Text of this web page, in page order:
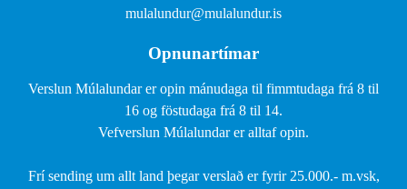
mulalundur@mulalundur.is
Opnunartímar
Verslun Múlalundar er opin mánudaga til fimmtudaga frá 8 til
16 og föstudaga frá 8 til 14.
Vefverslun Múlalundar er alltaf opin.
Frí sending um allt land þegar verslað er fyrir 25.000.- m.vsk,